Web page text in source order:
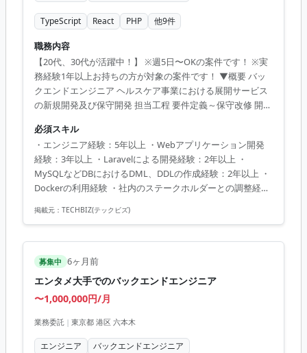
TypeScript React PHP 他9件
職務内容
【20代、30代が活躍中！】 ※週5日〜OKの案件です！ ※実
務経験1年以上お持ちの方が対象の案件です！ ▼概要 バッ
クエンドエンジニア ヘルスケア事業における展開サービス
の新規開発及び保守開発 担当工程 要件定義～保守改修 開発
5.x） ・フレームワーク：laravel（6.x、11.x）、
React（17.x、18.x） ・DB：Amazon Aurora MySQL（8.x）
・キャッシュ：Redis ・ソース管理：
GitHubEnterpriseCloud ・IDE：Cursor ・開発環境：
Docker ・プロジェクト管理：backl...
必須スキル
・エンジニア経験：5年以上 ・Webアプリケーション開発
経験：3年以上 ・Laravelによる開発経験：2年以上 ・
MySQLなどDBにおけるDML、DDLの作成経験：2年以上 ・
Dockerの利用経験 ・社内のステークホルダーとの調整経験
掲載元： TECHBIZ(テックビズ)
募集中 6ヶ月前
エンタメ大手でのバックエンドエンジニア
〜1,000,000円/月
業務委託 | 東京都 港区 六本木
エンジニア バックエンドエンジニア